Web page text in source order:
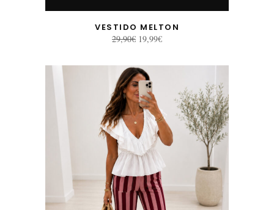
VESTIDO MELTON
29,90€ El
precio
era:
29,90€.
19,99€El
es: